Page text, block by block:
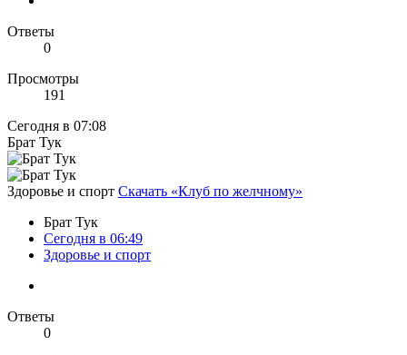
Ответы
0
Просмотры
191
Сегодня в 07:08
Брат Тук
Здоровье и спорт Скачать «Клуб по желчному»
Брат Тук
Сегодня в 06:49
Здоровье и спорт
Ответы
0